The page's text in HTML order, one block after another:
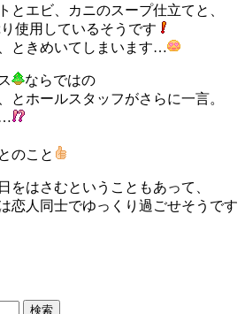
とエビ、カニのスープ仕立てと、
使用しているそうです
ときめいてしまいます…
ならではの
とホールスタッフがさらに一言。
…
のこと
をはさむということもあって、
恋人同士でゆっくり過ごせそうです